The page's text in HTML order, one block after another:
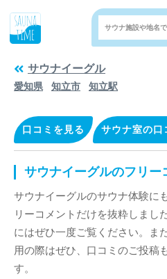
サウナイーグル
愛知県 知立市 知立駅
口コミを見る サウナ室の口
サウナイーグルのフリー
サウナイーグルのサウナ体験に
リーコメントだけを抜粋しまし
にはぜひ一度ご覧ください。ま
用の際はぜひ、口コミのご投稿
す。